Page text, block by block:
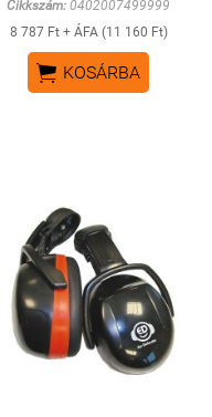
Cikkszám: 0402007499999
8 787 Ft + ÁFA (11 160 Ft)
 KOSÁRBA